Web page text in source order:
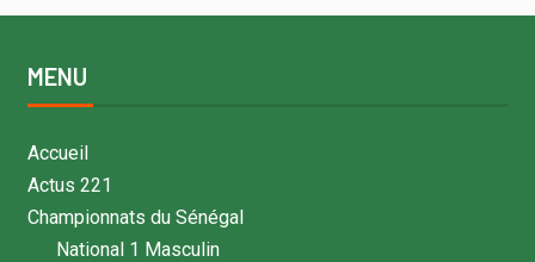
MENU
Accueil
Actus 221
Championnats du Sénégal
National 1 Masculin